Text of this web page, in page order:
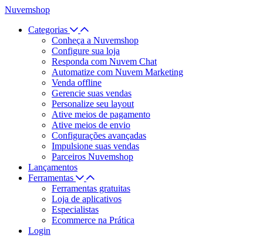
Nuvemshop
Categorias
Conheça a Nuvemshop
Configure sua loja
Responda com Nuvem Chat
Automatize com Nuvem Marketing
Venda offline
Gerencie suas vendas
Personalize seu layout
Ative meios de pagamento
Ative meios de envio
Configurações avançadas
Impulsione suas vendas
Parceiros Nuvemshop
Lançamentos
Ferramentas
Ferramentas gratuitas
Loja de aplicativos
Especialistas
Ecommerce na Prática
Login